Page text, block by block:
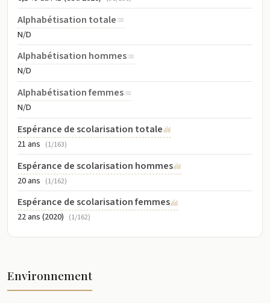
Alphabétisation totale
N/D
Alphabétisation hommes
N/D
Alphabétisation femmes
N/D
Espérance de scolarisation totale
21 ans (1/163)
Espérance de scolarisation hommes
20 ans (1/162)
Espérance de scolarisation femmes
22 ans (2020) (1/162)
Environnement